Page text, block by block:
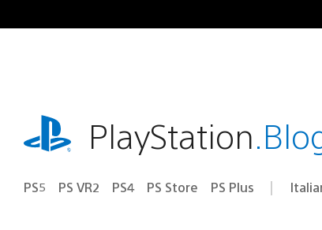
al
playstation.comPlayStation
PS5 PS VR2 PS4 PS Store PS Plus